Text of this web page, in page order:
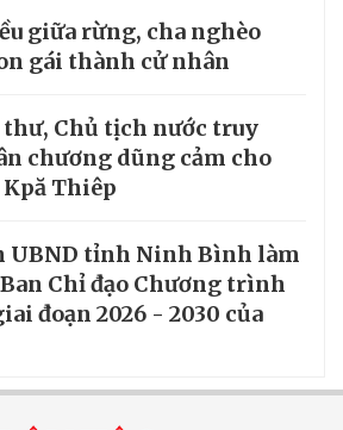
giữa rừng, cha nghèo
gái thành cử nhân
thư, Chủ tịch nước truy
chương dũng cảm cho
Thiêp
UBND tỉnh Ninh Bình làm
Chỉ đạo Chương trình
đoạn 2026 - 2030 của